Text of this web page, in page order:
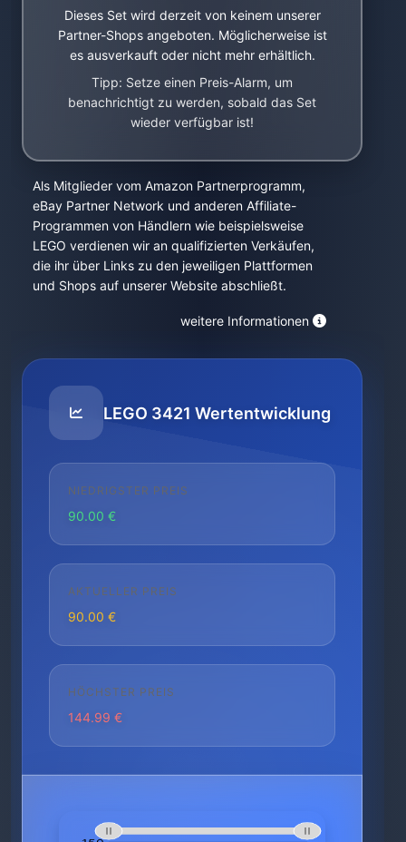
Dieses Set wird derzeit von keinem unserer
Partner-Shops angeboten. Möglicherweise ist
es ausverkauft oder nicht mehr erhältlich.
Tipp: Setze einen Preis-Alarm, um
benachrichtigt zu werden, sobald das Set
wieder verfügbar ist!
Als Mitglieder vom Amazon Partnerprogramm,
eBay Partner Network und anderen Affiliate-
Programmen von Händlern wie beispielsweise
LEGO verdienen wir an qualifizierten Verkäufen,
die ihr über Links zu den jeweiligen Plattformen
und Shops auf unserer Website abschließt.
weitere Informationen
LEGO 3421 Wertentwicklung
NIEDRIGSTER PREIS
90.00 €
AKTUELLER PREIS
90.00 €
HÖCHSTER PREIS
144.99 €